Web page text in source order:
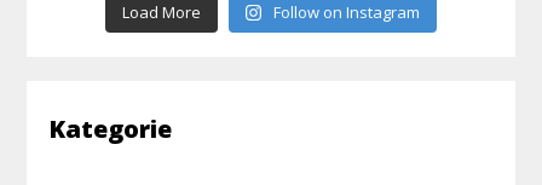
Load More Follow on Instagram
Kategorie